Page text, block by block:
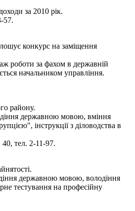
за 2010 рік.
57.
конкурс на заміщення
роботи за фахом в державній
начальником управління.
району.
державною мовою, вміння
інструкції з діловодства в
тел. 2-11-97.
державною мовою, володіння
тестування на професійну